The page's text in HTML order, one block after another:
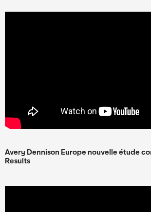
Avery Dennison Europe nouvelle étude
Results